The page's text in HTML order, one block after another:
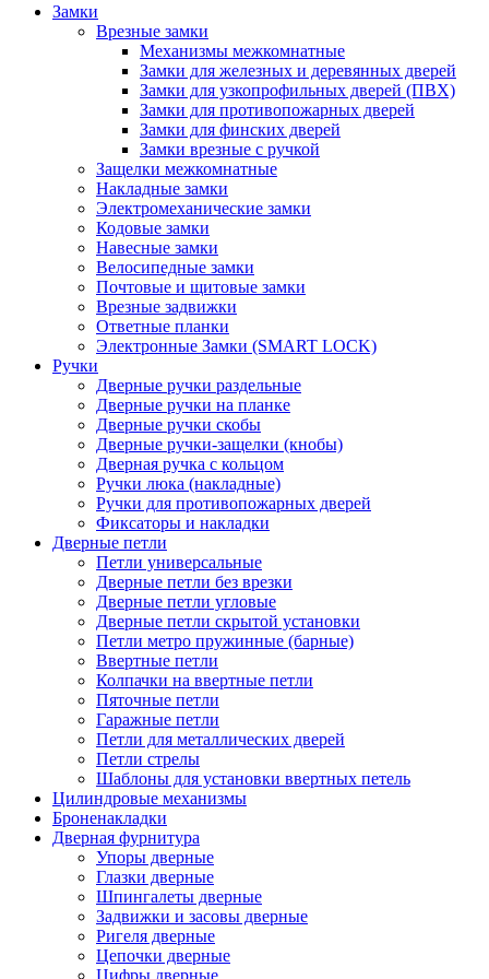
Замки
Врезные замки
Механизмы межкомнатные
Замки для железных и деревянных дверей
Замки для узкопрофильных дверей (ПВХ)
Замки для противопожарных дверей
Замки для финских дверей
Замки врезные с ручкой
Защелки межкомнатные
Накладные замки
Электромеханические замки
Кодовые замки
Навесные замки
Велосипедные замки
Почтовые и щитовые замки
Врезные задвижки
Ответные планки
Электронные Замки (SMART LOCK)
Ручки
Дверные ручки раздельные
Дверные ручки на планке
Дверные ручки скобы
Дверные ручки-защелки (кнобы)
Дверная ручка с кольцом
Ручки люка (накладные)
Ручки для противопожарных дверей
Фиксаторы и накладки
Дверные петли
Петли универсальные
Дверные петли без врезки
Дверные петли угловые
Дверные петли скрытой установки
Петли метро пружинные (барные)
Ввертные петли
Колпачки на ввертные петли
Пяточные петли
Гаражные петли
Петли для металлических дверей
Петли стрелы
Шаблоны для установки ввертных петель
Цилиндровые механизмы
Броненакладки
Дверная фурнитура
Упоры дверные
Глазки дверные
Шпингалеты дверные
Задвижки и засовы дверные
Ригеля дверные
Цепочки дверные
Цифры дверные